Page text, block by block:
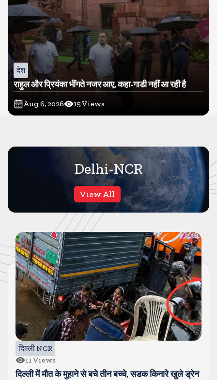
देश
राहुल और प्रियंका भींगते नजर आए, कहा-गाडी नहीं आ रही है
Aug 6, 2026 15Views
Delhi-NCR
View All
दिल्ली NCR
11 Views
दिल्ली में मौत के मुहाने से बचे तीन बच्चे, सडक किनारे खुले ड्रेन